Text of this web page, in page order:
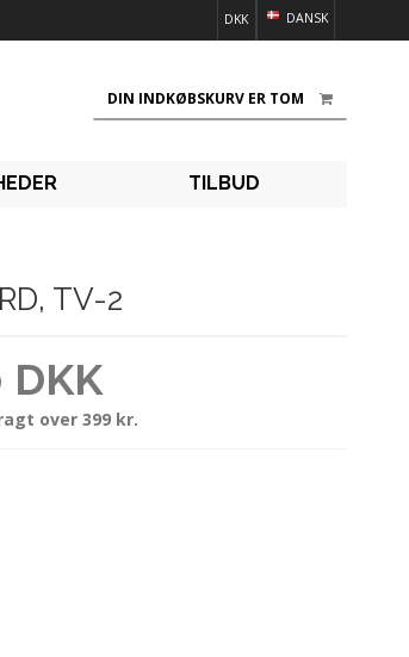
DANSK
DKK
DIN INDKØBSKURV ER TOM
TILBUD
TV-2
DKK
over 399 kr.